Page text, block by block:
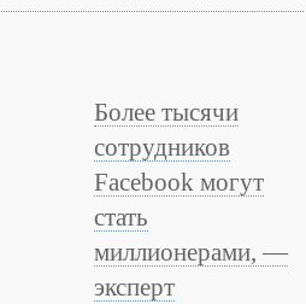
Более тысячи
сотрудников
Facebook могут
стать
миллионерами, —
эксперт